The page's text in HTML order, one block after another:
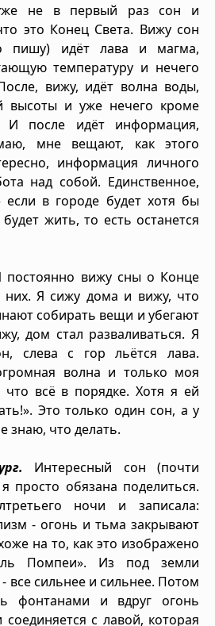
не в первый раз сон и
это Конец Света. Вижу сон
пишу) идёт лава и магма,
температуру и нечего
вижу, идёт волна воды,
высоты и уже нечего кроме
И после идёт информация,
мне вещают, как этого
информация личного
над собой. Единственное,
в городе будет хотя бы
жить, то есть останется
постоянно вижу сны о Конце
них. Я сижу дома и вижу, что
собирать вещи и убегают
дом стал разваливаться. Я
слева с гор льётся лава.
волна и только моя
всё в порядке. Хотя я ей
Это только один сон, а у
знаю, что делать.
Интересный сон (почти
просто обязана поделиться.
ночи и записала:
- огонь и тьма закрывают
на то, как это изображено
Помпеи». Из под земли
все сильнее и сильнее. Потом
фонтанами и вдруг огонь
соединяется с лавой, которая